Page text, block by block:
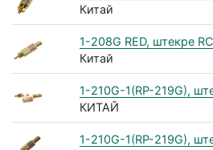
Китай
1-208G RED, штекре
Китай
1-210G-1(RP-219G),
КИТАЙ
1-210G-1(RP-219G),